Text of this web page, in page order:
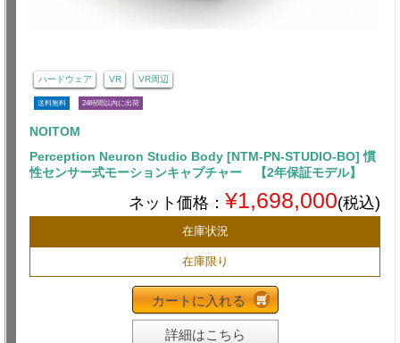
ハードウェア VR VR周辺
送料無料 24時間以内に出荷
NOITOM
Perception Neuron Studio Body [NTM-PN-STUDIO-BO] 慣
性センサー式モーションキャプチャー 【2年保証モデル】
ネット価格： ¥1,698,000(税込)
在庫状況
在庫限り
カートに入れる
詳細はこちら